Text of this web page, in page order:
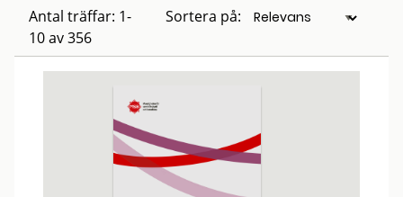
Antal träffar: 1-
10 av 356
Sortera på: